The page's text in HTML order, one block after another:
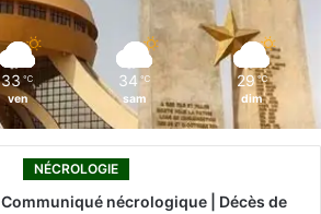
n
33 ℃
ven
34 ℃
sam
29 ℃
dim
NÉCROLOGIE
Communiqué nécrologique | Décès de